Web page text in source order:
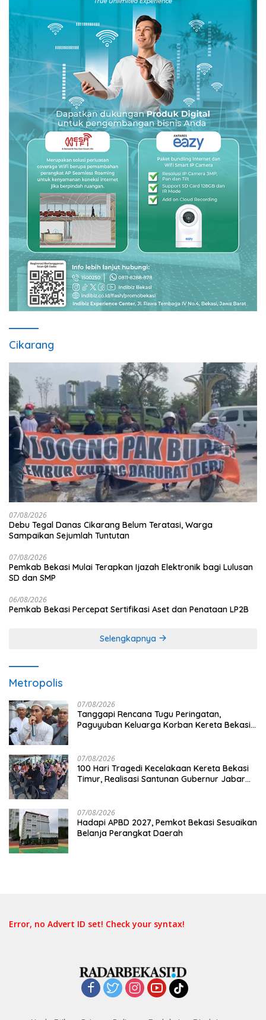
Cikarang
07/08/2026
Debu Tegal Danas Cikarang Belum Teratasi, Warga
Sampaikan Sejumlah Tuntutan
07/08/2026
Pemkab Bekasi Mulai Terapkan Ijazah Elektronik bagi Lulusan
SD dan SMP
06/08/2026
Pemkab Bekasi Percepat Sertifikasi Aset dan Penataan LP2B
Selengkapnya
Metropolis
07/08/2026
Tanggapi Rencana Tugu Peringatan,
Paguyuban Keluarga Korban Kereta Bekasi
07/08/2026
100 Hari Tragedi Kecelakaan Kereta Bekasi
Timur, Realisasi Santunan Gubernur Jabar
07/08/2026
Hadapi APBD 2027, Pemkot Bekasi Sesuaikan
Belanja Perangkat Daerah
Error, no Advert ID set! Check your syntax!